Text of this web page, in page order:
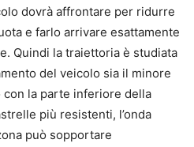
dovrà affrontare per ridurre
e farlo arrivare esattamente
Quindi la traiettoria è studiata
del veicolo sia il minore
la parte inferiore della
più resistenti, l’onda
può sopportare